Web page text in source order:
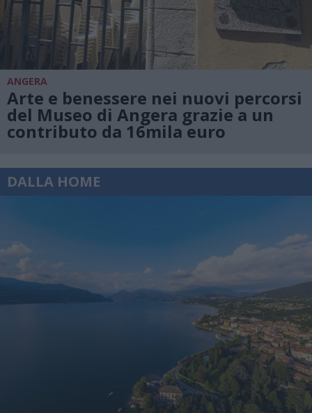
ANGERA
Arte e benessere nei nuovi percorsi
del Museo di Angera grazie a un
contributo da 16mila euro
DALLA HOME